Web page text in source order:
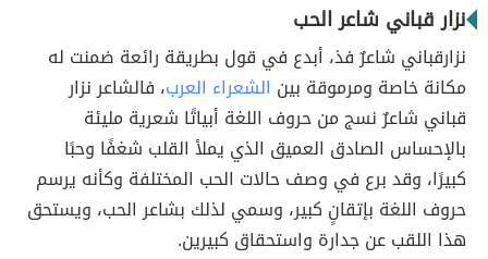
نزار قباني شاعر الحب
نزارقباني شاعرٌ فذ، أبدع في قول بطريقة رائعة ضمنت له
مكانة خاصة ومرموقة بين الشعراء العرب، فالشاعر نزار
قباني شاعرٌ نسج من حروف اللغة أبياتًا شعرية مليئة
بالإحساس الصادق العميق الذي يملأ القلب شغفًا وحبًا
كبيرًا، وقد برع في وصف حالات الحب المختلفة وكأنه يرسم
حروف اللغة بإتقانٍ كبير، وسمي لذلك بشاعر الحب، ويستحق
هذا اللقب عن جدارة واستحقاق كبيرين.